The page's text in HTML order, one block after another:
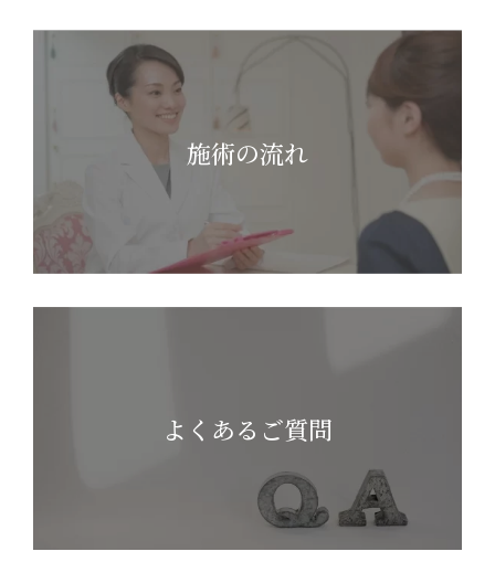
施術の流れ
よくあるご質問